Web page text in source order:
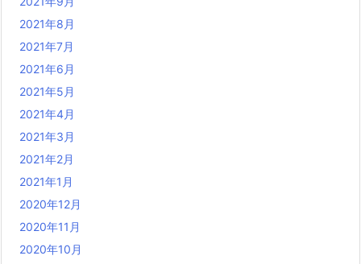
2021年8月
2021年7月
2021年6月
2021年5月
2021年4月
2021年3月
2021年2月
2021年1月
2020年12月
2020年11月
2020年10月